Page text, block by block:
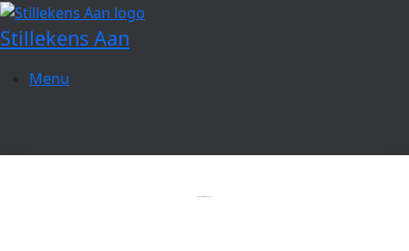
Spring
naar
de
inhoud
Stillekens Aan
Menu